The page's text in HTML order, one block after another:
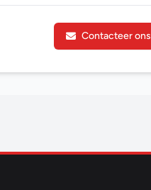
Contacteer ons